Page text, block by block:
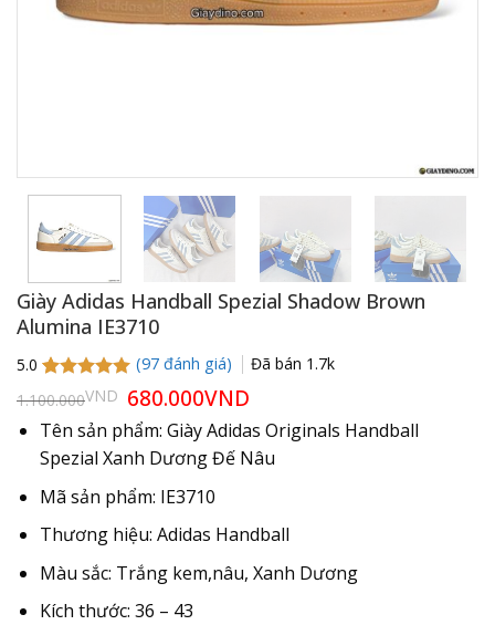
Giày Adidas Handball Spezial Shadow Brown
Alumina IE3710
5.0
5.0trên 5
dựa trên
97
đánh giá
(97đánh giá) Đã bán 1.7k
1.100.000VND Giá
gốc
là:
1.100.000VND.
680.000VND
tại
là:
680.000VND.
Tên sản phẩm: Giày Adidas Originals Handball
Spezial Xanh Dương Đế Nâu
Mã sản phẩm: IE3710
Thương hiệu: Adidas Handball
Màu sắc: Trắng kem,nâu, Xanh Dương
Kích thước: 36 – 43